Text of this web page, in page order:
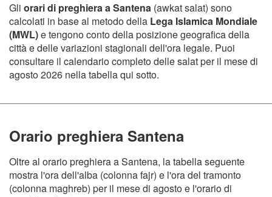
Gli orari di preghiera a Santena (awkat salat) sono
calcolati in base al metodo della Lega Islamica Mondiale
(MWL)e tengono conto della posizione geografica della
città e delle variazioni stagionali dell'ora legale. Puoi
consultare il calendario completo delle salat per il mese di
agosto 2026 nella tabella qui sotto.
Orario preghiera Santena
Oltre al orario preghiera a Santena, la tabella seguente
mostra l'ora dell'alba (colonna fajr) e l'ora del tramonto
(colonna maghreb) per il mese di agosto e l'orario di